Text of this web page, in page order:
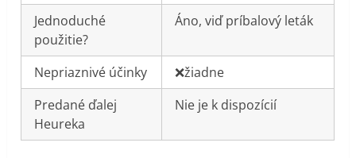
Jednoduché
použitie?
Áno, viď príbalový leták
Nepriaznivé účinky
❌žiadne
Predané ďalej
Heureka
Nie je k dispozícií